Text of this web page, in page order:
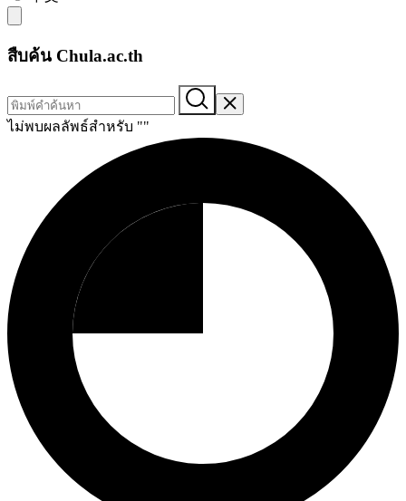
สืบค้น Chula.ac.th
ไม่พบผลลัพธ์สำหรับ ""